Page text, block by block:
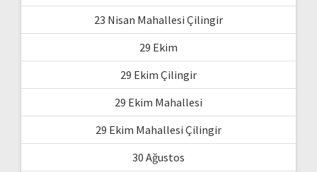
23 Nisan Mahallesi Çilingir
29 Ekim
29 Ekim Çilingir
29 Ekim Mahallesi
29 Ekim Mahallesi Çilingir
30 Ağustos